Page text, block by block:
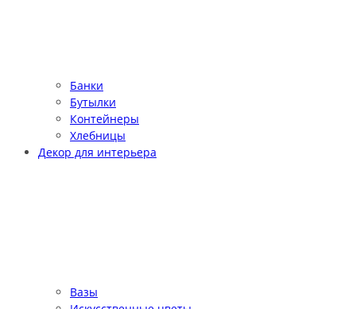
Банки
Бутылки
Контейнеры
Хлебницы
Декор для интерьера
Вазы